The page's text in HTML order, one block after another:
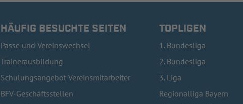
HÄUFIG BESUCHTE SEITEN
Pässe und Vereinswechsel
Trainerausbildung
Schulungsangebot Vereinsmitarbeiter
BFV-Geschäftsstellen
TOPLIGEN
1. Bundesliga
2. Bundesliga
3. Liga
Regionalliga Bayern